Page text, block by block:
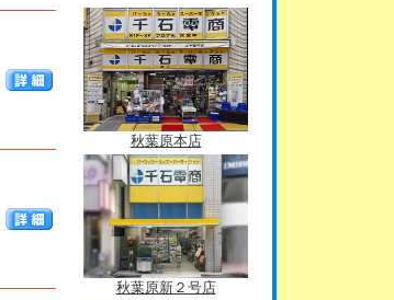
秋葉原本店
秋葉原新２号店